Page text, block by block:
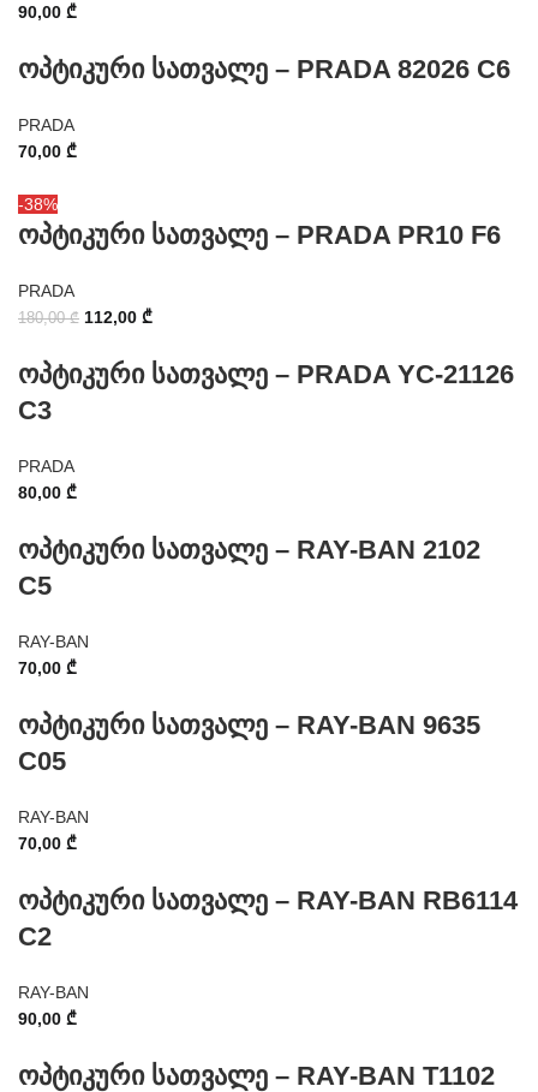
90,00 ₾
ოპტიკური სათვალე – PRADA 82026 C6
PRADA
70,00 ₾
-38%
ოპტიკური სათვალე – PRADA PR10 F6
PRADA
180,00₾ 112,00 ₾
ოპტიკური სათვალე – PRADA YC-21126
C3
PRADA
80,00 ₾
ოპტიკური სათვალე – RAY-BAN 2102
C5
RAY-BAN
70,00 ₾
ოპტიკური სათვალე – RAY-BAN 9635
C05
RAY-BAN
70,00 ₾
ოპტიკური სათვალე – RAY-BAN RB6114
C2
RAY-BAN
90,00 ₾
ოპტიკური სათვალე – RAY-BAN T1102